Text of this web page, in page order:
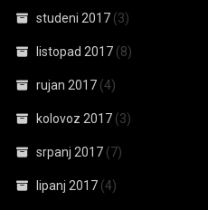
studeni 2017 (3)
listopad 2017 (8)
rujan 2017 (4)
kolovoz 2017 (3)
srpanj 2017 (7)
lipanj 2017 (4)